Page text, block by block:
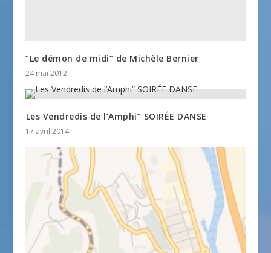
“Le démon de midi” de Michèle Bernier
24 mai 2012
Les Vendredis de l’Amphi” SOIRÉE DANSE
17 avril 2014